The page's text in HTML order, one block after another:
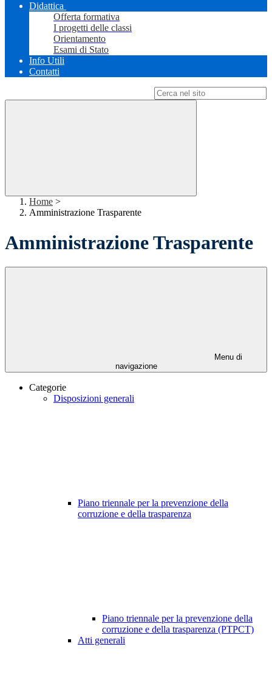
Didattica
Offerta formativa
I progetti delle classi
Orientamento
Esami di Stato
Info Utili
Contatti
Home >
Amministrazione Trasparente
Amministrazione Trasparente
Menu di
navigazione
Categorie
Disposizioni generali
Piano triennale per la prevenzione della
corruzione e della trasparenza
Piano triennale per la prevenzione della
corruzione e della trasparenza (PTPCT)
Atti generali